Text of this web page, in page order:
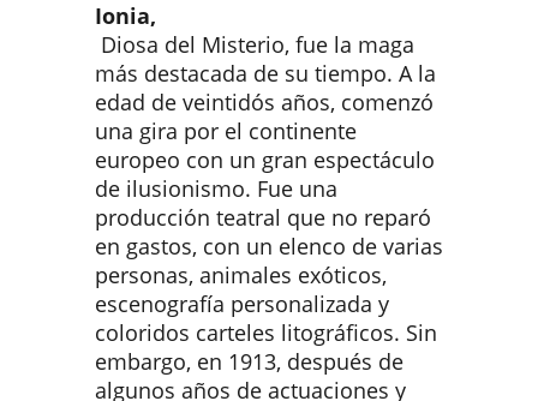
Ionia,
Diosa del Misterio, fue la maga
más destacada de su tiempo. A la
edad de veintidós años, comenzó
una gira por el continente
europeo con un gran espectáculo
de ilusionismo. Fue una
producción teatral que no reparó
en gastos, con un elenco de varias
personas, animales exóticos,
escenografía personalizada y
coloridos carteles litográficos. Sin
embargo, en 1913, después de
algunos años de actuaciones y